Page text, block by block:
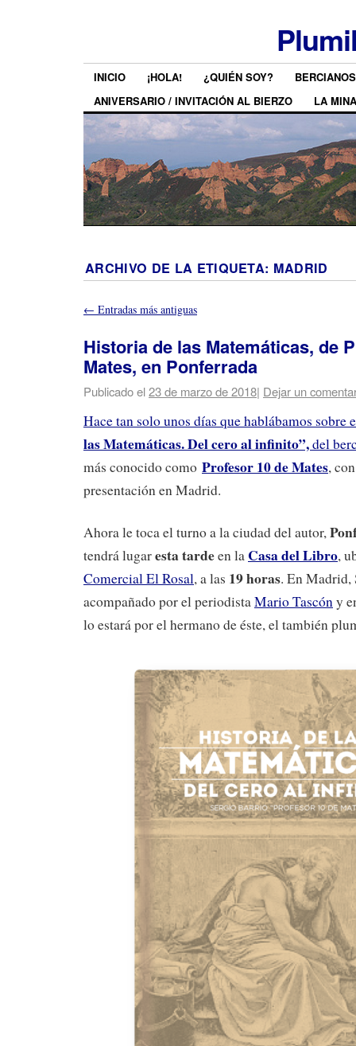
INICIO ¡HOLA! ¿QUIÉN SOY?
ANIVERSARIO / INVITACIÓN AL BIERZO
LA MINA
ARCHIVO DE LA ETIQUETA: MADRID
← Entradas más antiguas
Historia de las Matemáticas, de
Mates, en Ponferrada
Publicado el23 de marzo de 2018| Dejar un
Hace tan solo unos días que hablábamos
las Matemáticas. Del cero al infinito”,del
más conocido como Profesor 10 de Mates,
presentación en Madrid.
Ahora le toca el turno a la ciudad del autor,
tendrá lugaresta tardeen la Casa del Libro,
Comercial El Rosal, a las 19 horas. En Madrid,
acompañado por el periodistaMario Tascóny
lo estará por el hermano de éste, el también